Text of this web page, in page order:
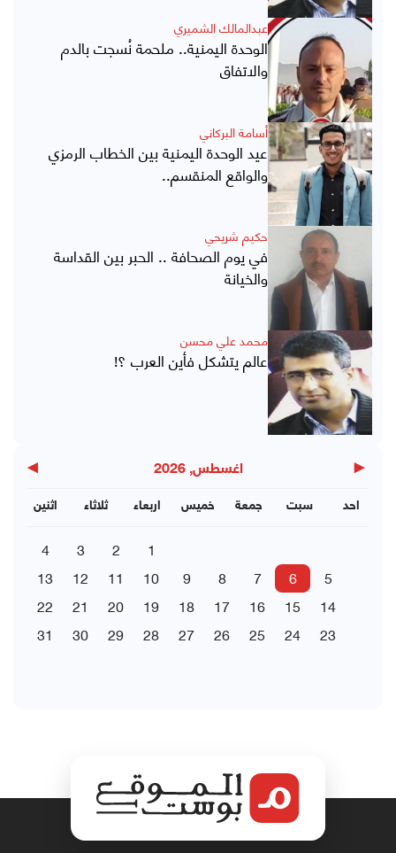
عبدالمالك الشميري
الوحدة اليمنية.. ملحمة نُسجت بالدم
والاتفاق
أسامة البركاني
عيد الوحدة اليمنية بين الخطاب الرمزي
والواقع المنقسم..
حكيم شريحي
في يوم الصحافة .. الحبر بين القداسة
والخيانة
محمد علي محسن
عالم يتشكل فأين العرب ؟!
◀ اغسطس, 2026 ▶
اثنين ثلاثاء اربعاء خميس جمعة سبت احد
1
2
3
4
5
6
7
8
9
10
11
12
13
14
15
16
17
18
19
20
21
22
23
24
25
26
27
28
29
30
31